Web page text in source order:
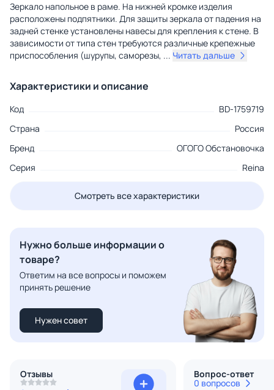
Зеркало напольное в раме. На нижней кромке изделия
расположены подпятники. Для защиты зеркала от падения на
задней стенке установлены навесы для крепления к стене. В
зависимости от типа стен требуются различные крепежные
приспособления (шурупы, саморезы, ... Читать дальше
Характеристики и описание
Код
BD-1759719
Страна
Россия
Бренд
ОГОГО Обстановочка
Серия
Reina
Смотреть все характеристики
Нужно больше информации о
товаре?
Ответим на все вопросы и поможем
принять решение
Нужен совет
Отзывы
Вопрос-ответ
0 вопросов